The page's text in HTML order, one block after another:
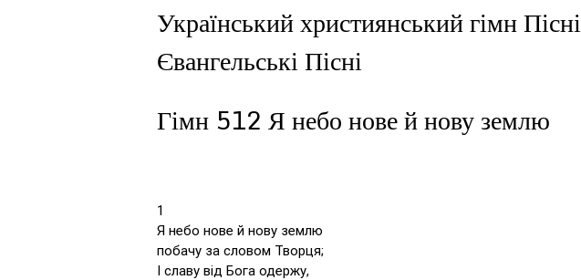
Український християнський гімн Пісні
Євангельські Пісні
Гімн 512 Я небо нове й нову землю
1
Я небо нове й нову землю
побачу за словом Творця;
І славу від Бога одержу,